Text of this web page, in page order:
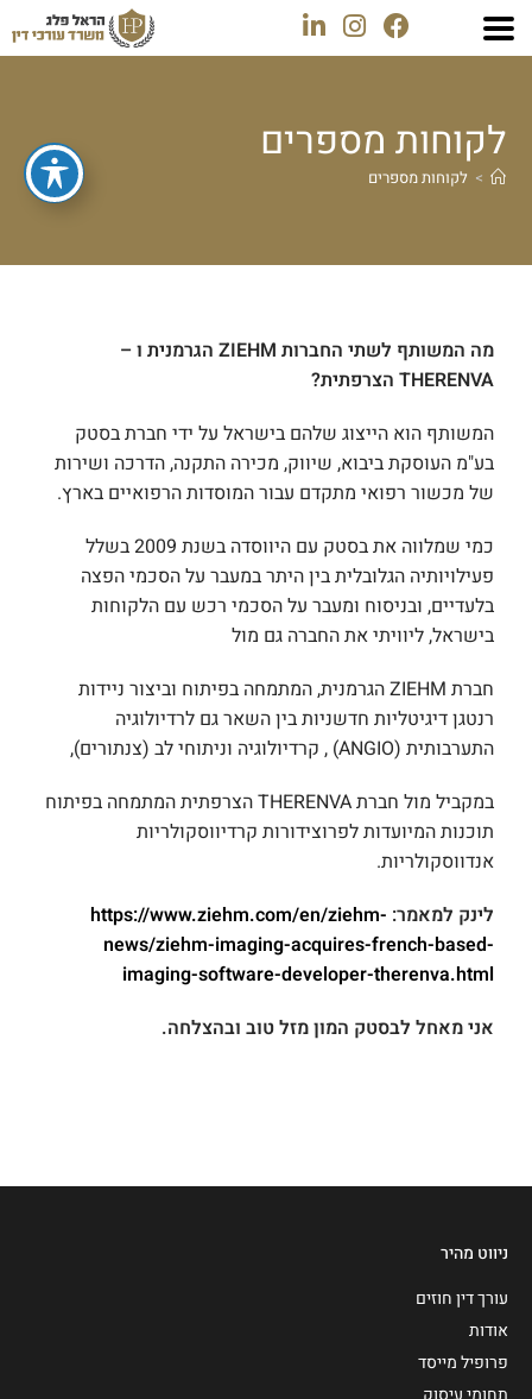
לקוחות מספרים
> לקוחות מספרים
מה המשותף לשתי החברות ZIEHM הגרמנית ו –
THERENVA הצרפתית?
המשותף הוא הייצוג שלהם בישראל על ידי חברת בסטק
בע"מ העוסקת ביבוא, שיווק, מכירה התקנה, הדרכה ושירות
של מכשור רפואי מתקדם עבור המוסדות הרפואיים בארץ.
כמי שמלווה את בסטק עם היווסדה בשנת 2009 בשלל
פעילויותיה הגלובלית בין היתר במעבר על הסכמי הפצה
בלעדיים, ובניסוח ומעבר על הסכמי רכש עם הלקוחות
בישראל, ליוויתי את החברה גם מול
חברת ZIEHM הגרמנית, המתמחה בפיתוח וביצור ניידות
רנטגן דיגיטליות חדשניות בין השאר גם לרדיולוגיה
התערבותית (ANGIO) , קרדיולוגיה וניתוחי לב (צנתורים),
במקביל מול חברת THERENVA הצרפתית המתמחה בפיתוח
תוכנות המיועדות לפרוצידורות קרדיווסקולריות
אנדווסקולריות.
לינק למאמר: https://www.ziehm.com/en/ziehm-
news/ziehm-imaging-acquires-french-based-
imaging-software-developer-therenva.html
אני מאחל לבסטק המון מזל טוב ובהצלחה.
ניווט מהיר
עורך דין חוזים
אודות
פרופיל מייסד